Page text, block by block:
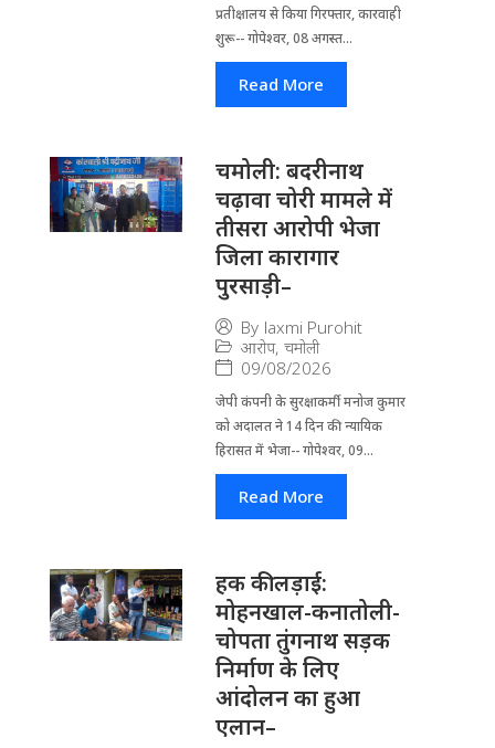
प्रतीक्षालय से किया गिरफ्तार, कारवाही
शुरू-- गोपेश्वर, 08 अगस्त...
Read More
चमोली: बदरीनाथ
चढ़ावा चोरी मामले में
तीसरा आरोपी भेजा
जिला कारागार
पुरसाड़ी–
By laxmi Purohit
आरोप, चमोली
09/08/2026
जेपी कंपनी के सुरक्षाकर्मी मनोज कुमार
को अदालत ने 14 दिन की न्यायिक
हिरासत में भेजा-- गोपेश्वर, 09...
Read More
हक की लड़ाई:
मोहनखाल-कनातोली-
चोपता तुंगनाथ सड़क
निर्माण के लिए
आंदोलन का हुआ
एलान–